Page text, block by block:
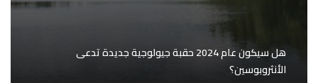
هل سيكون عام 2024 حقبة جيولوجية جديدة تدعى
الأنثروبوسين؟